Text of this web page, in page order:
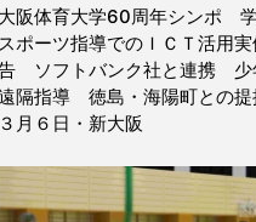
大阪体育大学60周年シンポ
スポーツ指導でのＩＣＴ活用
ソフトバンク社と連携 少
隔指導 徳島・海陽町との
３月６日・新大阪